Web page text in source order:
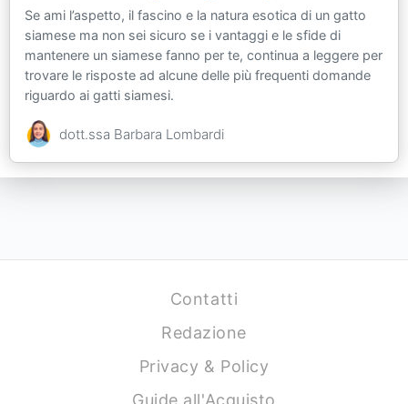
Se ami l’aspetto, il fascino e la natura esotica di un gatto
siamese ma non sei sicuro se i vantaggi e le sfide di
mantenere un siamese fanno per te, continua a leggere per
trovare le risposte ad alcune delle più frequenti domande
riguardo ai gatti siamesi.
dott.ssa Barbara Lombardi
Contatti
Redazione
Privacy & Policy